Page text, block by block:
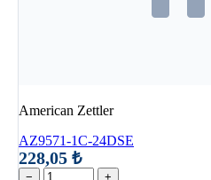
American Zettler
AZ9571-1C-24DSE
228,05 ₺
− +